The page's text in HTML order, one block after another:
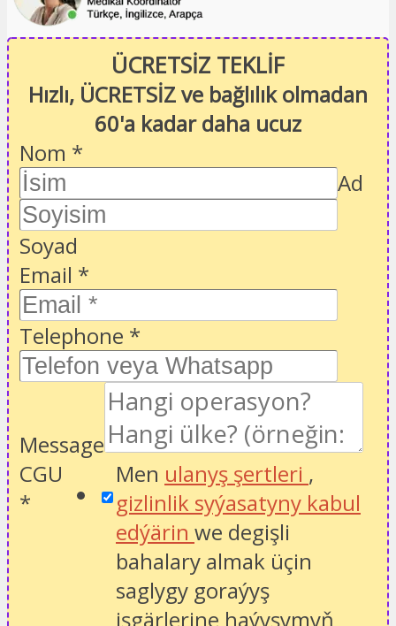
ÜCRETSİZ TEKLİF
Hızlı, ÜCRETSİZ ve bağlılık olmadan
60'a kadar daha ucuz
Nom *
Ad
Soyad
Email *
Telephone *
Message
CGU
*
Men ulanyş şertleri ,
gizlinlik syýasatyny kabul
edýärin we degişli
bahalary almak üçin
saglygy goraýyş
işgärlerine haýyşymyň